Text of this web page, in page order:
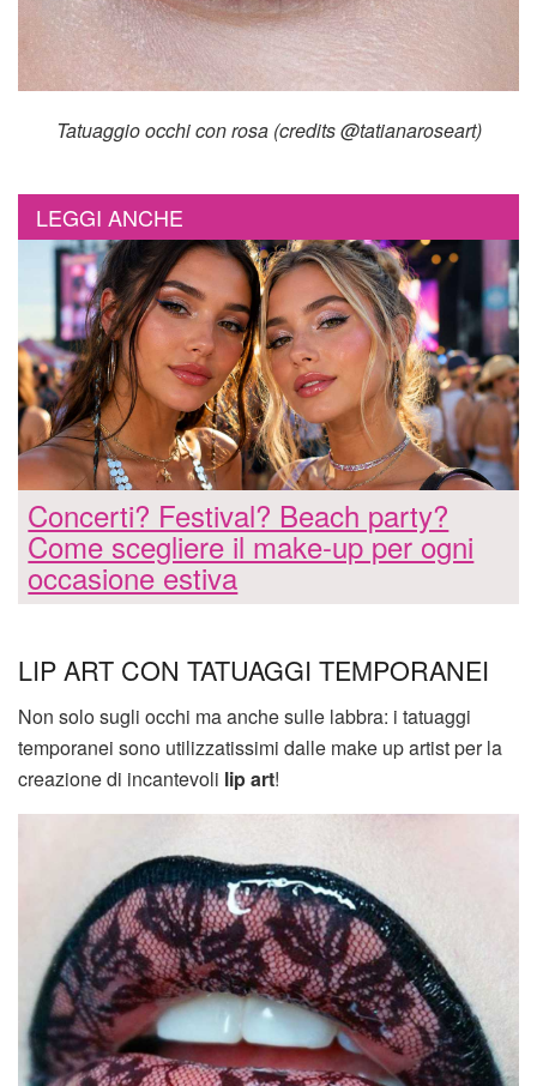
Tatuaggio occhi con rosa (credits @tatianaroseart)
LEGGI ANCHE
Concerti? Festival? Beach party?
Come scegliere il make-up per ogni
occasione estiva
LIP ART CON TATUAGGI TEMPORANEI
Non solo sugli occhi ma anche sulle labbra: i tatuaggi
temporanei sono utilizzatissimi dalle make up artist per la
creazione di incantevoli lip art!